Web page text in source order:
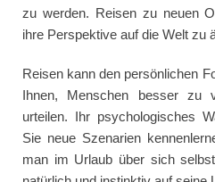
zu werden. Reisen zu neuen
ihre Perspektive auf die Welt zu
Reisen kann den persönlichen
Ihnen, Menschen besser zu
urteilen. Ihr psychologisches
Sie neue Szenarien
man im Urlaub über sich